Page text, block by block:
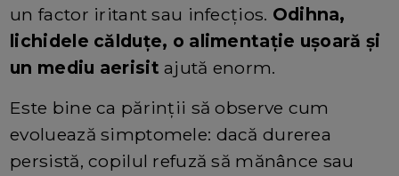
un factor iritant sau infecțios. Odihna,
lichidele călduțe, o alimentație ușoară și
un mediu aerisitajută enorm.
Este bine ca părinții să observe cum
evoluează simptomele: dacă durerea
persistă, copilul refuză să mănânce sau